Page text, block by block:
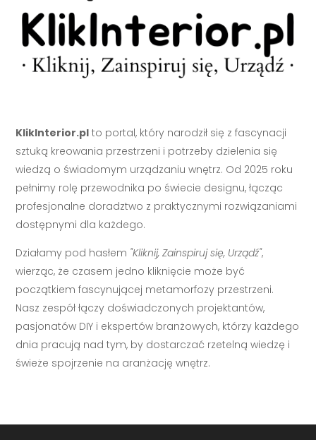
KlikInterior.pl to portal, który narodził się z fascynacji
sztuką kreowania przestrzeni i potrzeby dzielenia się
wiedzą o świadomym urządzaniu wnętrz. Od 2025 roku
pełnimy rolę przewodnika po świecie designu, łącząc
profesjonalne doradztwo z praktycznymi rozwiązaniami
dostępnymi dla każdego.
Działamy pod hasłem "Kliknij, Zainspiruj się, Urządź",
wierząc, że czasem jedno kliknięcie może być
początkiem fascynującej metamorfozy przestrzeni.
Nasz zespół łączy doświadczonych projektantów,
pasjonatów DIY i ekspertów branżowych, którzy każdego
dnia pracują nad tym, by dostarczać rzetelną wiedzę i
świeże spojrzenie na aranżację wnętrz.